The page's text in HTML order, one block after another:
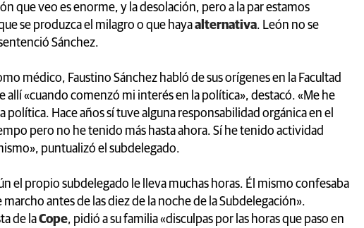
que veo es enorme, y la desolación, pero a la par estamos
se produzca el milagro o que hayaalternativa. León no se
Sánchez.
médico, Faustino Sánchez habló de sus orígenes en la Facultad
allí «cuando comenzó mi interés en la política», destacó. «Me he
política. Hace años sí tuve alguna responsabilidad orgánica en el
pero no he tenido más hasta ahora. Sí he tenido actividad
puntualizó el subdelegado.
el propio subdelegado le lleva muchas horas. Él mismo confesaba
marcho antes de las diez de la noche de la Subdelegación».
de laCope, pidió a su familia «disculpas por las horas que paso en